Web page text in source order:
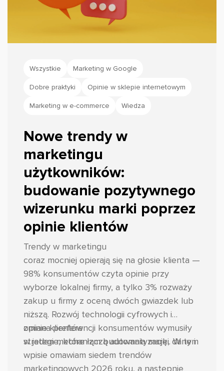
Wszystkie Marketing w Google
Dobre praktyki Opinie w sklepie internetowym
Marketing w e-commerce Wiedza
Nowe trendy w
marketingu
użytkowników:
budowanie pozytywnego
wizerunku marki poprzez
opinie klientów
Trendy w marketingu
coraz mocniej opierają się na głosie klienta —
98% konsumentów czyta opinie przy
wyborze lokalnej firmy, a tylko 3% rozważy
zakup u firmy z oceną dwóch gwiazdek lub
niższą. Rozwój technologii cyfrowych i
zmiana preferencji konsumentów wymusiły
strategie, które łączą automatyzację, dane i
opinie klientów
w jeden mechanizm budowania marki. W tym
wpisie omawiam siedem trendów
marketingowych 2026 roku, a następnie